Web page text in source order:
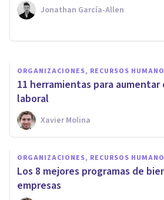
Jonathan García-Allen
ORGANIZACIONES, RECURSOS
11 herramientas para
laboral
Xavier Molina
ORGANIZACIONES, RECURSOS
Los 8 mejores programas de
empresas